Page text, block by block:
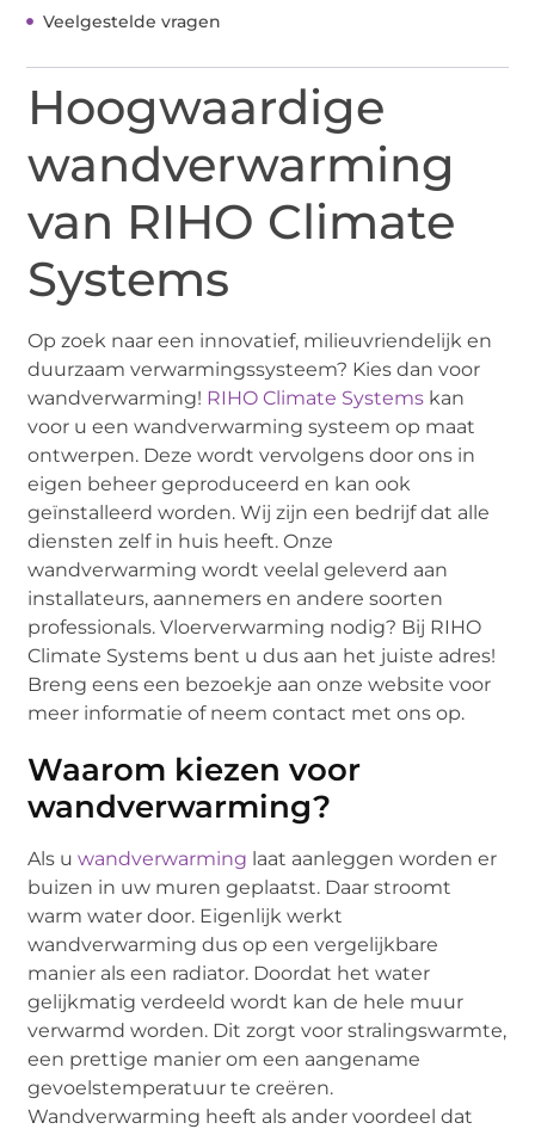
Veelgestelde vragen
Hoogwaardige
wandverwarming
van RIHO Climate
Systems
Op zoek naar een innovatief, milieuvriendelijk en
duurzaam verwarmingssysteem? Kies dan voor
wandverwarming! RIHO Climate Systems kan
voor u een wandverwarming systeem op maat
ontwerpen. Deze wordt vervolgens door ons in
eigen beheer geproduceerd en kan ook
geïnstalleerd worden. Wij zijn een bedrijf dat alle
diensten zelf in huis heeft. Onze
wandverwarming wordt veelal geleverd aan
installateurs, aannemers en andere soorten
professionals. Vloerverwarming nodig? Bij RIHO
Climate Systems bent u dus aan het juiste adres!
Breng eens een bezoekje aan onze website voor
meer informatie of neem contact met ons op.
Waarom kiezen voor
wandverwarming?
Als uwandverwarming laat aanleggen worden er
buizen in uw muren geplaatst. Daar stroomt
warm water door. Eigenlijk werkt
wandverwarming dus op een vergelijkbare
manier als een radiator. Doordat het water
gelijkmatig verdeeld wordt kan de hele muur
verwarmd worden. Dit zorgt voor stralingswarmte,
een prettige manier om een aangename
gevoelstemperatuur te creëren.
Wandverwarming heeft als ander voordeel dat